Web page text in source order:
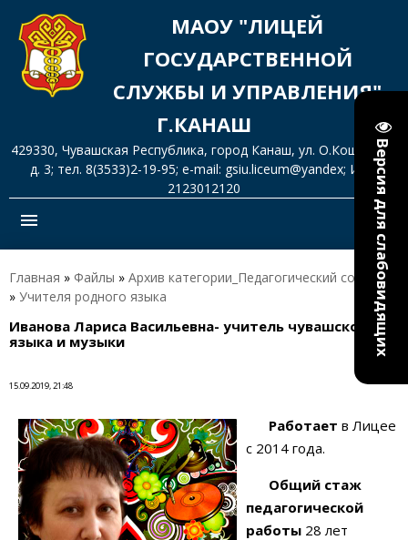
Версия для слабовидящих
МАОУ "ЛИЦЕЙ
ГОСУДАРСТВЕННОЙ
СЛУЖБЫ И УПРАВЛЕНИЯ"
Г.КАНАШ
429330, Чувашская Республика, город Канаш, ул. О.Кошевого,
д. 3; тел. 8(3533)2-19-95; e-mail: gsiu.liceum@yandex; ИНН
2123012120
menu
Главная » Файлы » Архив категории_Педагогический состав
» Учителя родного языка
Иванова Лариса Васильевна- учитель чувашского
языка и музыки
15.09.2019, 21:48
Работает в Лицее
с 2014 года.
Общий стаж
педагогической
работы 28 лет